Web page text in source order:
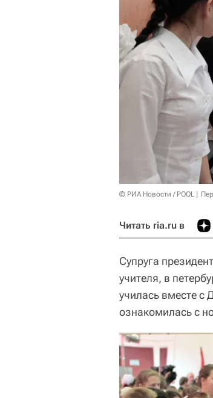
© РИА Новости / POOL
Читать ria.ru в
Супруга
учителя, в
училась вместе
ознакомилась с